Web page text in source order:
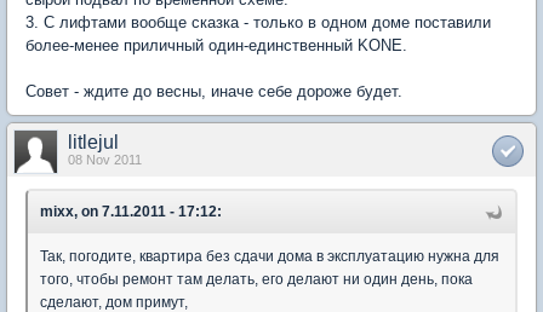
3. С лифтами вообще сказка - только в одном доме поставили
более-менее приличный один-единственный KONE.
Совет - ждите до весны, иначе себе дороже будет.
litlejul
08 Nov 2011
mixx, on 7.11.2011 - 17:12:
Так, погодите, квартира без сдачи дома в эксплуатацию нужна для
того, чтобы ремонт там делать, его делают ни один день, пока
сделают, дом примут,